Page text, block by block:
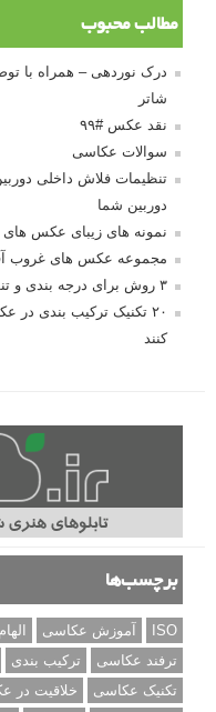
مطالب محبوب
شاتر
نقد عکس #۹۹
سوالات عکاسی
تنظیمات فلاش داخلی
دوربین شما
نمونه های زیبای عکس
مجموعه عکس های غروب
۳ روش برای درجه بندی و تنظیم دقیق رنگ در فتوشاپ
۲۰ تکنیک ترکیب بندی
کنند
برچسب‌ها
ISO آموزش عکاسی
ترفند عکاسی
ترکیب بندی
تکنیک عکاسی
خلاقیت در